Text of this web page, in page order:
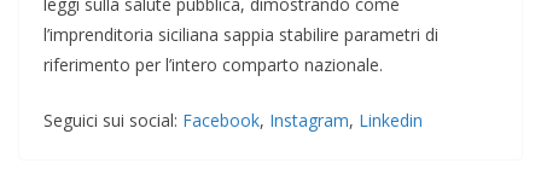
l’imprenditoria siciliana sappia stabilire parametri di
riferimento per l’intero comparto nazionale.
Seguici sui social: Facebook, Instagram, Linkedin